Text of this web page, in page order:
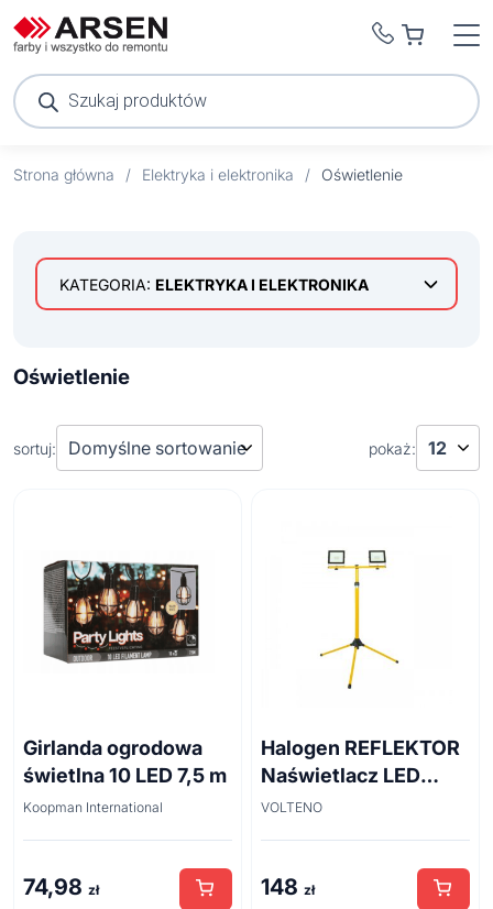
Wyszukiwarka
produktów
Strona główna / Elektryka i elektronika / Oświetlenie
KATEGORIA: ELEKTRYKA I ELEKTRONIKA
Lampki
Lampki biurkowe
Przedłużacze i akcesoria
Radia budowlane
Wentylacja
Oświetlenie
sortuj: pokaż:
Girlanda ogrodowa
świetlna 10 LED 7,5 m
Koopman International
74,98 zł
Halogen REFLEKTOR
Naświetlacz LED
2x20W 2x1300lm
VOLTENO
148 zł